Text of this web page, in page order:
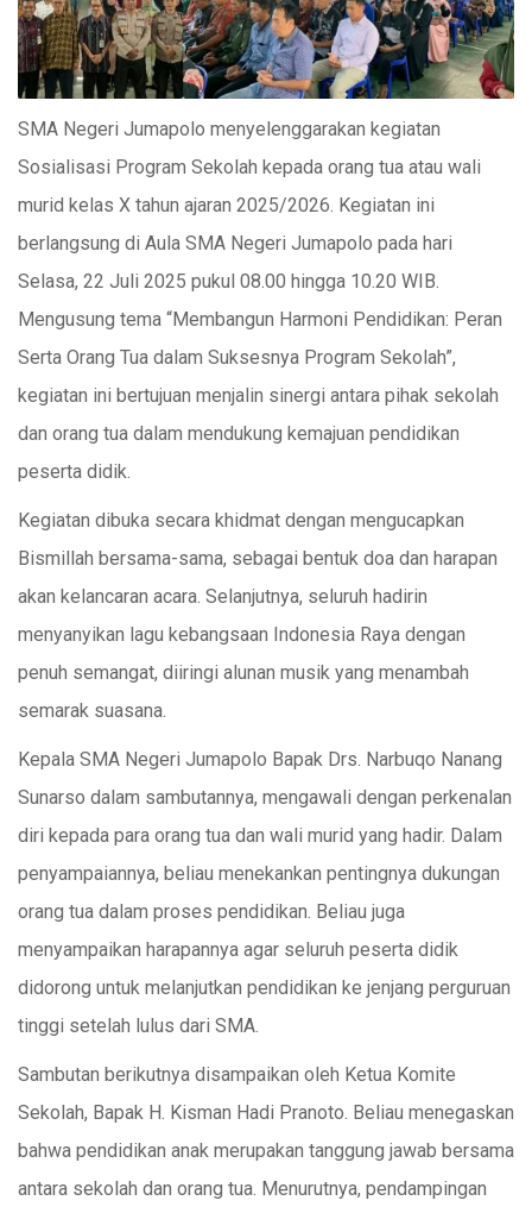
SMA Negeri Jumapolo menyelenggarakan kegiatan
Sosialisasi Program Sekolah kepada orang tua atau wali
murid kelas X tahun ajaran 2025/2026. Kegiatan ini
berlangsung di Aula SMA Negeri Jumapolo pada hari
Selasa, 22 Juli 2025 pukul 08.00 hingga 10.20 WIB.
Mengusung tema “Membangun Harmoni Pendidikan: Peran
Serta Orang Tua dalam Suksesnya Program Sekolah”,
kegiatan ini bertujuan menjalin sinergi antara pihak sekolah
dan orang tua dalam mendukung kemajuan pendidikan
peserta didik.
Kegiatan dibuka secara khidmat dengan mengucapkan
Bismillah bersama-sama, sebagai bentuk doa dan harapan
akan kelancaran acara. Selanjutnya, seluruh hadirin
menyanyikan lagu kebangsaan Indonesia Raya dengan
penuh semangat, diiringi alunan musik yang menambah
semarak suasana.
Kepala SMA Negeri Jumapolo Bapak Drs. Narbuqo Nanang
Sunarso dalam sambutannya, mengawali dengan perkenalan
diri kepada para orang tua dan wali murid yang hadir. Dalam
penyampaiannya, beliau menekankan pentingnya dukungan
orang tua dalam proses pendidikan. Beliau juga
menyampaikan harapannya agar seluruh peserta didik
didorong untuk melanjutkan pendidikan ke jenjang perguruan
tinggi setelah lulus dari SMA.
Sambutan berikutnya disampaikan oleh Ketua Komite
Sekolah, Bapak H. Kisman Hadi Pranoto. Beliau menegaskan
bahwa pendidikan anak merupakan tanggung jawab bersama
antara sekolah dan orang tua. Menurutnya, pendampingan